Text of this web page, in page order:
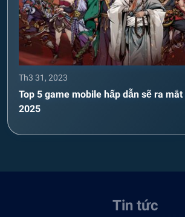
Th3 31, 2023
Top 5 game mobile hấp dẫn sẽ ra
2025
Tin tức